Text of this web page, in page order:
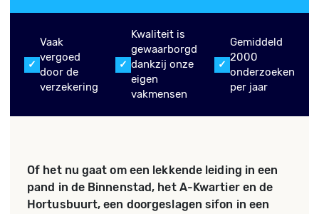
Vaak
vergoed
door de
verzekering
Kwaliteit is
gewaarborgd
dankzij onze
eigen
vakmensen
Gemiddeld
2000
onderzoeken
per jaar
Of het nu gaat om een lekkende leiding in een
pand in de Binnenstad, het A-Kwartier en de
Hortusbuurt, een doorgeslagen sifon in een